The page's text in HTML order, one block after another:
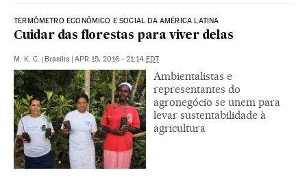
TERMÔMETRO ECONÔMICO E SOCIAL DA AMÉRICA LATINA
Cuidar das florestas para viver delas
M. K. C. Brasília APR 15, 2016 - 21:14 EDT
Ambientalistas e
representantes do
agronegócio se unem para
levar sustentabilidade à
agricultura